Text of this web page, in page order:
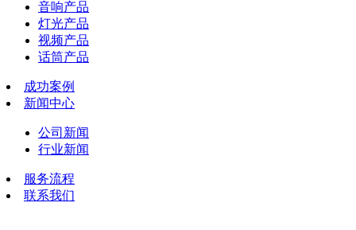
音响产品
灯光产品
视频产品
话筒产品
成功案例
新闻中心
公司新闻
行业新闻
服务流程
联系我们